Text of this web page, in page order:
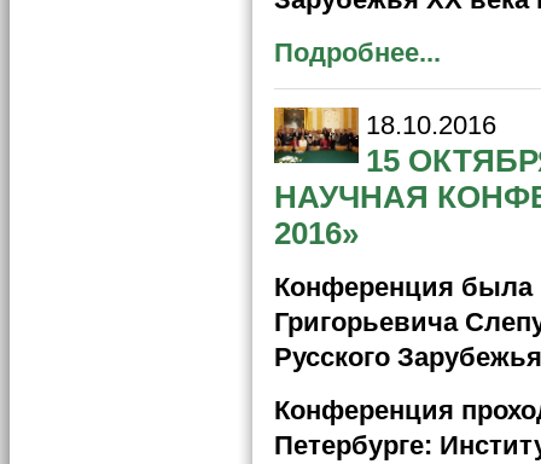
Подробнее...
18.10.2016
15
НАУЧНАЯ
2016»
Конференция была
Григорьевича
Русского
Конференция
Петербурге: